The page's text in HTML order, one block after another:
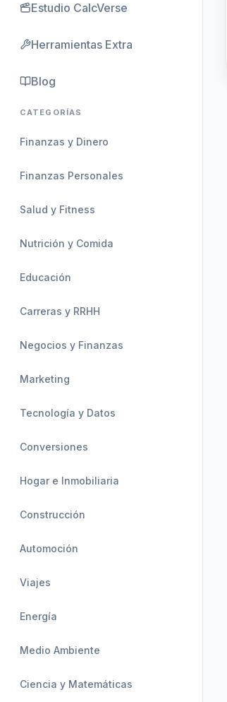
Estudio CalcVerse
Herramientas Extra
Blog
CATEGORÍAS
Finanzas y Dinero
Finanzas Personales
Salud y Fitness
Nutrición y Comida
Educación
Carreras y RRHH
Negocios y Finanzas
Marketing
Tecnología y Datos
Conversiones
Hogar e Inmobiliaria
Construcción
Automoción
Viajes
Energía
Medio Ambiente
Ciencia y Matemáticas